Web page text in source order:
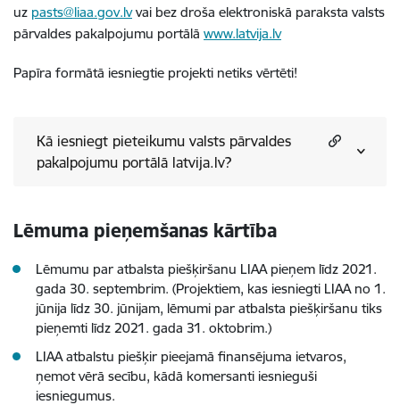
uz pasts@liaa.gov.lvvai bez droša elektroniskā paraksta valsts
pārvaldes pakalpojumu portālā www.latvija.lv
Papīra formātā iesniegtie projekti netiks vērtēti!
Kā iesniegt pieteikumu valsts pārvaldes
pakalpojumu portālā latvija.lv?
Lēmuma pieņemšanas kārtība
Lēmumu par atbalsta piešķiršanu LIAA pieņem līdz 2021.
gada 30. septembrim. (Projektiem, kas iesniegti LIAA no 1.
jūnija līdz 30. jūnijam, lēmumi par atbalsta piešķiršanu tiks
pieņemti līdz 2021. gada 31. oktobrim.)
LIAA atbalstu piešķir pieejamā finansējuma ietvaros,
ņemot vērā secību, kādā komersanti iesnieguši
iesniegumus.